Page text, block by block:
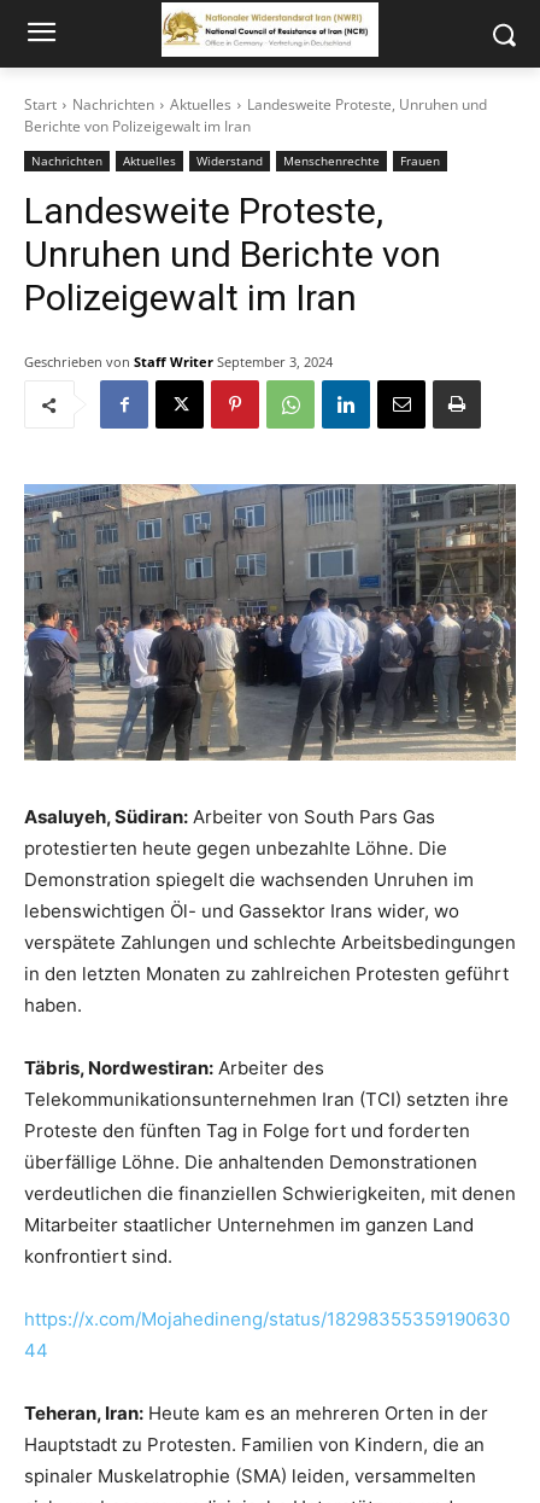
Start Nachrichten Aktuelles
Landesweite Proteste, Unruhen und
Berichte von Polizeigewalt im Iran
Nachrichten Aktuelles Widerstand Menschenrechte Frauen
Landesweite Proteste,
Unruhen und Berichte von
Polizeigewalt im Iran
Geschrieben von Staff Writer September 3, 2024
Asaluyeh, Südiran: Arbeiter von South Pars Gas
protestierten heute gegen unbezahlte Löhne. Die
Demonstration spiegelt die wachsenden Unruhen im
lebenswichtigen Öl- und Gassektor Irans wider, wo
verspätete Zahlungen und schlechte Arbeitsbedingungen
in den letzten Monaten zu zahlreichen Protesten geführt
haben.
Täbris, Nordwestiran: Arbeiter des
Telekommunikationsunternehmen Iran (TCI) setzten ihre
Proteste den fünften Tag in Folge fort und forderten
überfällige Löhne. Die anhaltenden Demonstrationen
verdeutlichen die finanziellen Schwierigkeiten, mit denen
Mitarbeiter staatlicher Unternehmen im ganzen Land
konfrontiert sind.
https://x.com/Mojahedineng/status/18298355359190630
44
Teheran, Iran: Heute kam es an mehreren Orten in der
Hauptstadt zu Protesten. Familien von Kindern, die an
spinaler Muskelatrophie (SMA) leiden, versammelten